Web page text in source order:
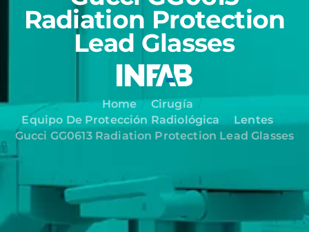
Radiation Protection
Lead Glasses
Home
Cirugía
Equipo De Protección Radiológica
Lentes
Gucci GG0613 Radiation Protection Lead Glasses